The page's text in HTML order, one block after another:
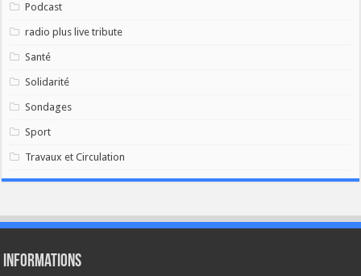
Podcast
radio plus live tribute
Santé
Solidarité
Sondages
Sport
Travaux et Circulation
Informations